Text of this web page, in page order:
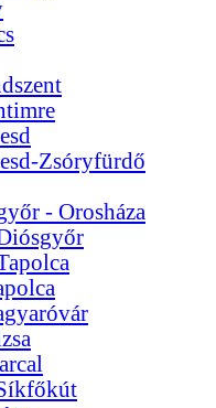
Zsóryfürdő
- Orosháza